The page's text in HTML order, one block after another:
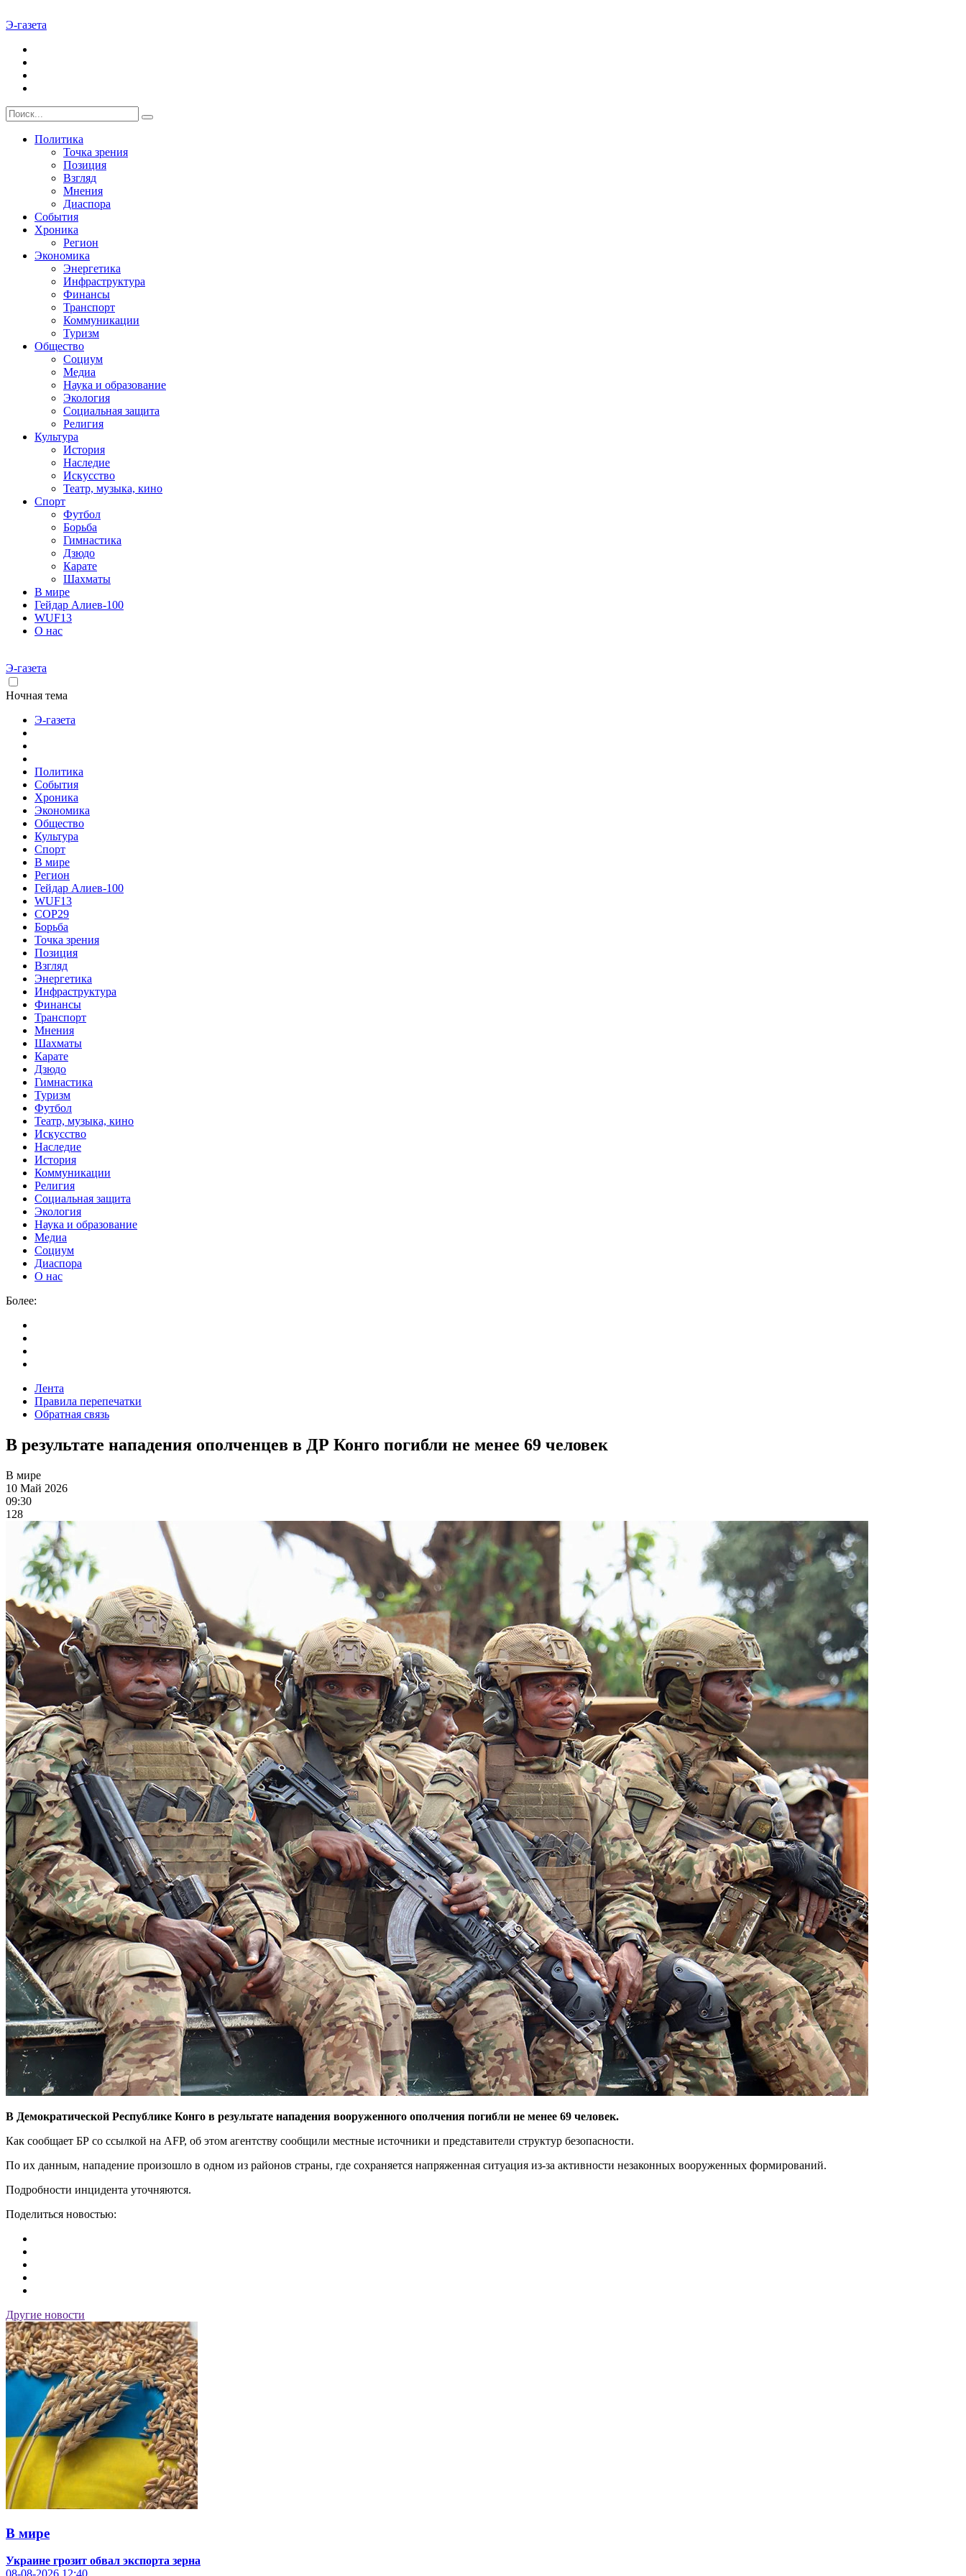
Э-газета
Политика
Точка зрения
Позиция
Взгляд
Мнения
Диаспора
События
Хроника
Регион
Экономика
Энергетика
Инфраструктура
Финансы
Транспорт
Коммуникации
Туризм
Общество
Социум
Медиа
Наука и образование
Экология
Социальная защита
Религия
Культура
История
Наследие
Искусство
Театр, музыка, кино
Спорт
Футбол
Борьба
Гимнастика
Дзюдо
Карате
Шахматы
В мире
Гейдар Алиев-100
WUF13
О нас
Э-газета
Ночная тема
Э-газета
Политика
События
Хроника
Экономика
Общество
Культура
Спорт
В мире
Регион
Гейдар Алиев-100
WUF13
COP29
Борьба
Точка зрения
Позиция
Взгляд
Энергетика
Инфраструктура
Финансы
Транспорт
Мнения
Шахматы
Карате
Дзюдо
Гимнастика
Туризм
Футбол
Театр, музыка, кино
Искусство
Наследие
История
Коммуникации
Религия
Социальная защита
Экология
Наука и образование
Медиа
Социум
Диаспора
О нас
Более:
Лента
Правила перепечатки
Обратная связь
В результате нападения ополченцев в ДР Конго погибли не менее 69 человек
В мире
10 Май 2026
09:30
128
В Демократической Республике Конго в результате нападения вооруженного ополчения погибли не менее 69 человек.
Как сообщает БР со ссылкой на AFP, об этом агентству сообщили местные источники и представители структур безопасности.
По их данным, нападение произошло в одном из районов страны, где сохраняется напряженная ситуация из-за активности незаконных вооруженных формирований.
Подробности инцидента уточняются.
Поделиться новостью:
Другие новости
В мире
Украине грозит обвал экспорта зерна